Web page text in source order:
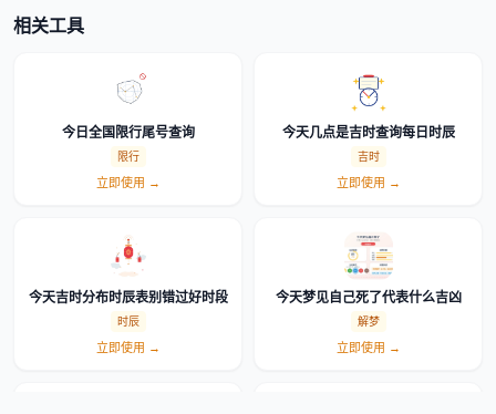
相关工具
今日全国限行尾号查询
限行
立即使用 →
今天几点是吉时查询每日时辰
吉时
立即使用 →
今天吉时分布时辰表别错过好时段
时辰
立即使用 →
今天梦见自己死了代表什么吉凶
解梦
立即使用 →